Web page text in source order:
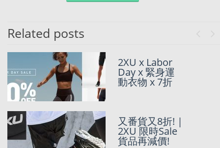
Related posts
為夏日運動做
準備! 2XU 5折
起Memorial
Day Sale
連Outlet都有
折!? 美國官網
真正既7折優惠
2XU x Labor
Day x 緊身運
動衣物 x 7折
又番貨又8折! |
2XU 限時Sale
貨品再減價!